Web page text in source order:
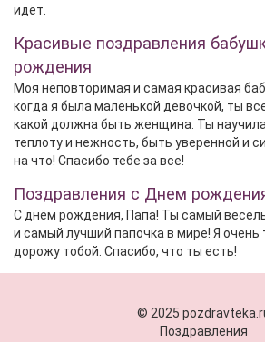
идёт.
Красивые поздравления
рождения
Моя неповторимая и самая красивая
когда я была маленькой девочкой, ты
какой должна быть женщина. Ты
теплоту и нежность, быть уверенной и
на что! Спасибо тебе за все!
Поздравления с Днем
С днём рождения, Папа! Ты самый
и самый лучший папочка в мире! Я очень
дорожу тобой. Спасибо, что ты есть!
© 2025
Поздравления